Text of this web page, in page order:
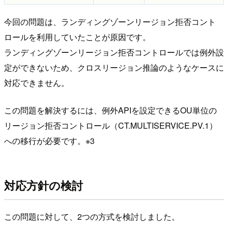
今回の問題は、ランディングゾーンリージョン拒否コント
ロールを利用していたことが原因です。
ランディングゾーンリージョン拒否コントロールでは例外設
定ができないため、クロスリージョン推論のようなケースに
対応できません。
この問題を解決するには、例外APIを設定できるOU単位の
リージョン拒否コントロール（CT.MULTISERVICE.PV.1）
への移行が必要です。※3
対応方針の検討
この問題に対して、2つの方式を検討しました。